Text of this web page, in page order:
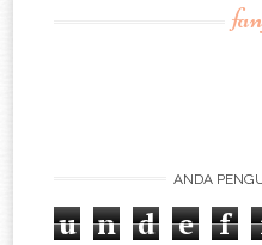
ANDA
u n d e f